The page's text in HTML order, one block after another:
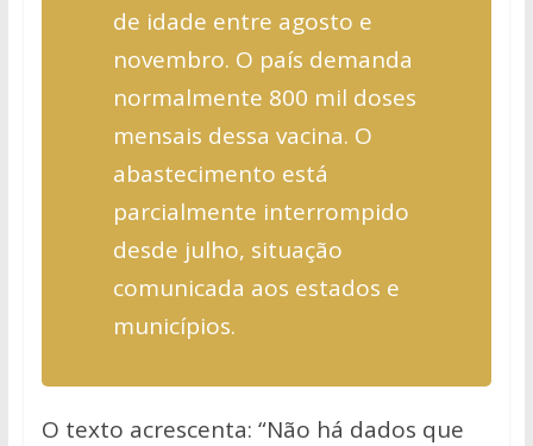
de idade entre agosto e
novembro. O país demanda
normalmente 800 mil doses
mensais dessa vacina. O
abastecimento está
parcialmente interrompido
desde julho, situação
comunicada aos estados e
municípios.
O texto acrescenta: “Não há dados que